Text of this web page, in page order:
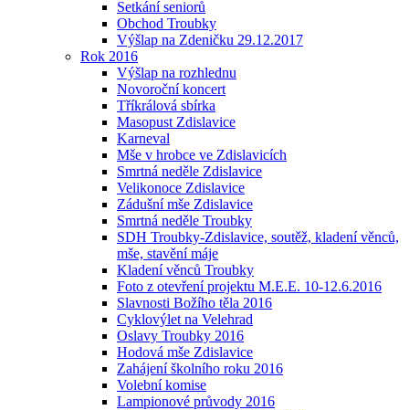
Setkání seniorů
Obchod Troubky
Výšlap na Zdeničku 29.12.2017
Rok 2016
Výšlap na rozhlednu
Novoroční koncert
Tříkrálová sbírka
Masopust Zdislavice
Karneval
Mše v hrobce ve Zdislavicích
Smrtná neděle Zdislavice
Velikonoce Zdislavice
Zádušní mše Zdislavice
Smrtná neděle Troubky
SDH Troubky-Zdislavice, soutěž, kladení věnců,
mše, stavění máje
Kladení věnců Troubky
Foto z otevření projektu M.E.E. 10-12.6.2016
Slavnosti Božího těla 2016
Cyklovýlet na Velehrad
Oslavy Troubky 2016
Hodová mše Zdislavice
Zahájení školního roku 2016
Volební komise
Lampionové průvody 2016